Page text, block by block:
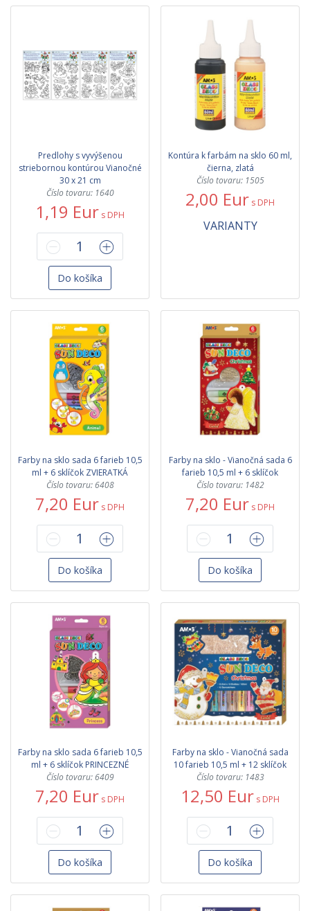
Predlohy s vyvýšenou
striebornou kontúrou Vianočné
30 x 21 cm
Číslo tovaru: 1640
1,19 Eur s DPH
Do košíka
Kontúra k farbám na sklo 60 ml,
čierna, zlatá
Číslo tovaru: 1505
2,00 Eur s DPH
VARIANTY
Farby na sklo sada 6 farieb 10,5
ml + 6 sklíčok ZVIERATKÁ
Číslo tovaru: 6408
7,20 Eur s DPH
Do košíka
Farby na sklo - Vianočná sada 6
farieb 10,5 ml + 6 sklíčok
Číslo tovaru: 1482
7,20 Eur s DPH
Do košíka
Farby na sklo sada 6 farieb 10,5
ml + 6 sklíčok PRINCEZNÉ
Číslo tovaru: 6409
7,20 Eur s DPH
Do košíka
Farby na sklo - Vianočná sada
10 farieb 10,5 ml + 12 sklíčok
Číslo tovaru: 1483
12,50 Eur s DPH
Do košíka